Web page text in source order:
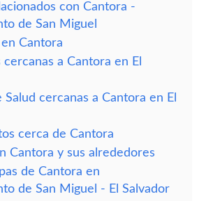
con Cantora -
de San Miguel
Cantora
cercanas a Cantora en El
Salud cercanas a Cantora en El
cerca de Cantora
Cantora y sus alrededores
de Cantora en
de San Miguel - El Salvador